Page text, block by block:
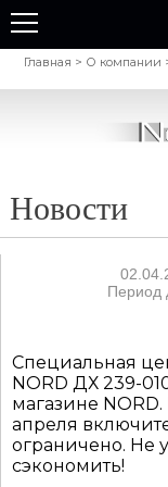
Главная > О компании
Новости
Период
Специальная
NORD ДХ 239-
магазине
апреля
ограничено. Не
сэкономить!